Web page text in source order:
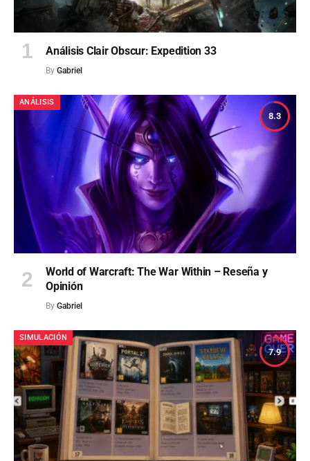
Análisis Clair Obscur: Expedition 33
By Gabriel
8.3
ANÁLISIS
World of Warcraft: The War Within – Reseña y
Opinión
By Gabriel
7.9
SIMULACIÓN